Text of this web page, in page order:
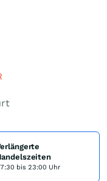
bis 23:00 Uhr